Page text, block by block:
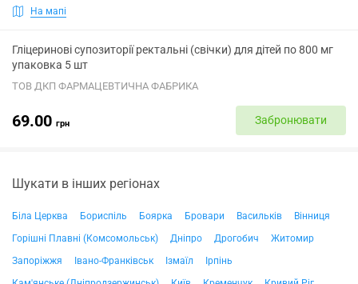
На мапі
Гліцеринові супозиторії ректальні (свічки) для дітей по 800 мг
упаковка 5 шт
ТОВ ДКП ФАРМАЦЕВТИЧНА ФАБРИКА
69.00 грн Забронювати
Шукати в інших регіонах
Біла Церква Бориспіль Боярка Бровари Васильків
Вінниця
Горішні Плавні (Комсомольськ)
Дніпро Дрогобич
Житомир
Запоріжжя
Івано-Франківськ Ізмаїл
Ірпінь